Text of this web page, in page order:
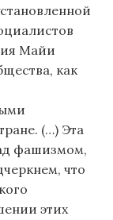
Майи
как
(…) Эта
фашизмом,
что
этих